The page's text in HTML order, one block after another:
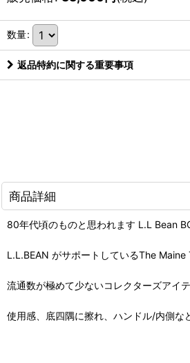
数量:
返品特約に関する重要事項
商品詳細
80年代頃のものと思われます L.L Bean
L.L.BEAN がサポートしているThe Maine
流通数が極めて少ないコレクターズアイテ
使用感、底四隅に擦れ、ハンドル/内側